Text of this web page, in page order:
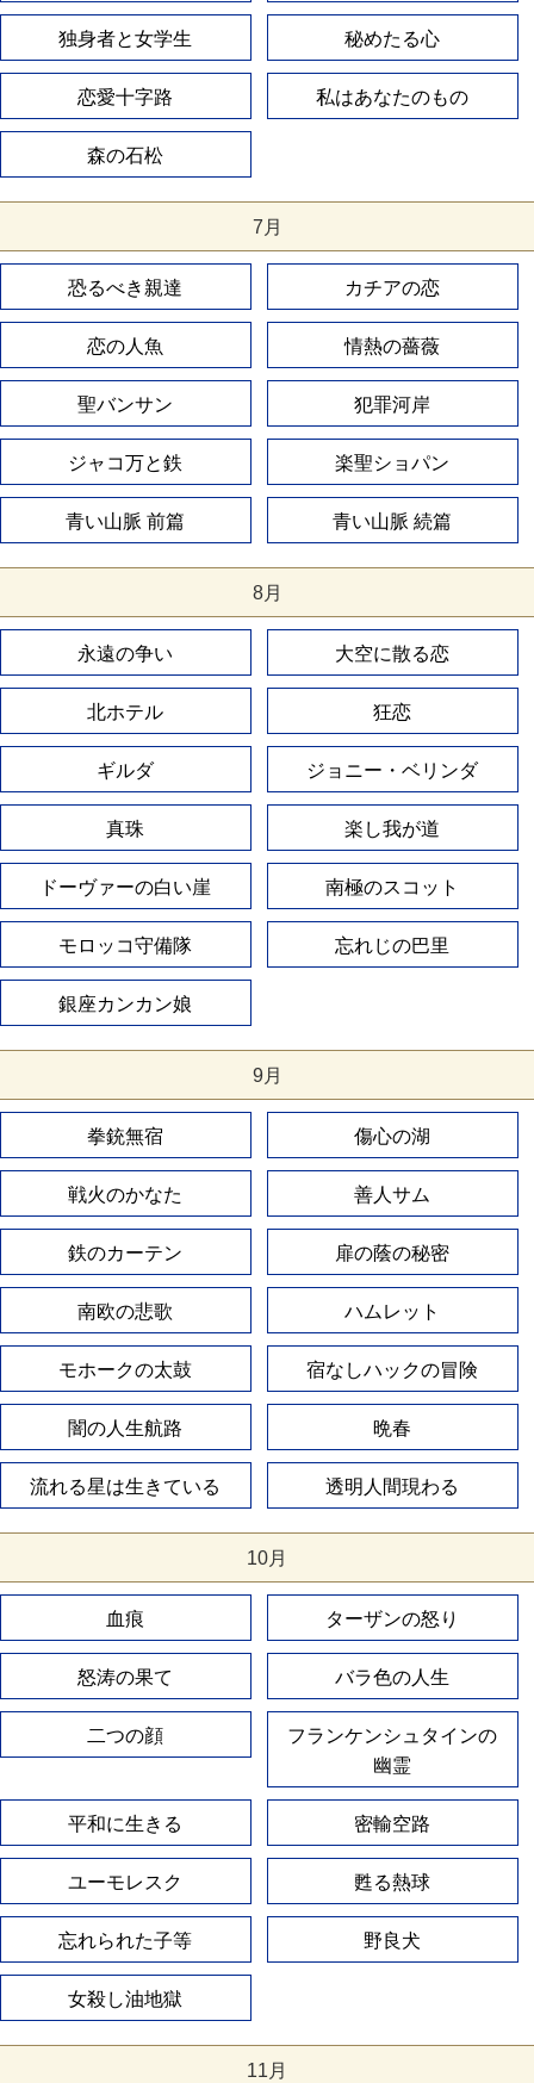
独身者と女学生 秘めたる心
恋愛十字路 私はあなたのもの
森の石松
7月
恐るべき親達 カチアの恋
恋の人魚 情熱の薔薇
聖バンサン 犯罪河岸
ジャコ万と鉄 楽聖ショパン
青い山脈 前篇 青い山脈 続篇
8月
永遠の争い 大空に散る恋
北ホテル 狂恋
ギルダ ジョニー・ベリンダ
真珠 楽し我が道
ドーヴァーの白い崖 南極のスコット
モロッコ守備隊 忘れじの巴里
銀座カンカン娘
9月
拳銃無宿 傷心の湖
戦火のかなた 善人サム
鉄のカーテン 扉の蔭の秘密
南欧の悲歌 ハムレット
モホークの太鼓 宿なしハックの冒険
闇の人生航路 晩春
流れる星は生きている 透明人間現わる
10月
血痕 ターザンの怒り
怒涛の果て バラ色の人生
二つの顔
フランケンシュタインの
幽霊
平和に生きる 密輸空路
ユーモレスク 甦る熱球
忘れられた子等 野良犬
女殺し油地獄
11月